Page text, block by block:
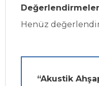
Değerlendirmeler
Henüz
“Akustik